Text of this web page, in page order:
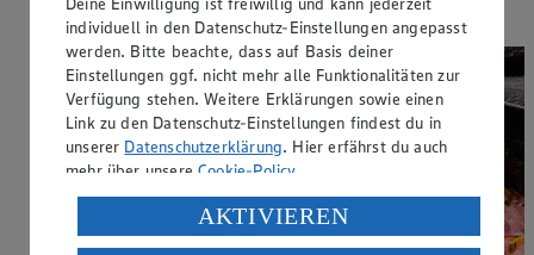
individuell in den Datenschutz-Einstellungen angepasst
werden. Bitte beachte, dass auf Basis deiner
Einstellungen ggf. nicht mehr alle Funktionalitäten zur
Verfügung stehen. Weitere Erklärungen sowie einen
Link zu den Datenschutz-Einstellungen findest du in
unserer Datenschutzerklärung. Hier erfährst du auch
mehr über unsereCookie-Policy.
Verarbeitung deiner personenbezogenen Daten in den
USA durch Facebook und YouTube:
AKTIVIEREN